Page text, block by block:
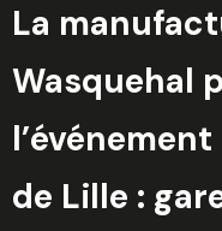
La
Wasquehal
de Lille :